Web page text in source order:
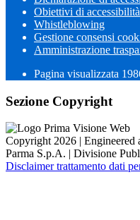
Obiettivi di accessibilità
Whistleblowing
Gestione consensi
Amministrazione
Pagina visualizzata
Sezione Copyright
Copyright 2026 | Engineered
Parma S.p.A. | Divisione
Disclaimer trattamento dati